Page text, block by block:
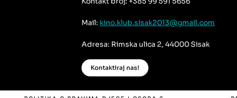
Mail: kino.klub.sisak2013@gmail.com
Adresa: Rimska ulica 2, 44000 Sisak
Kontaktiraj nas!